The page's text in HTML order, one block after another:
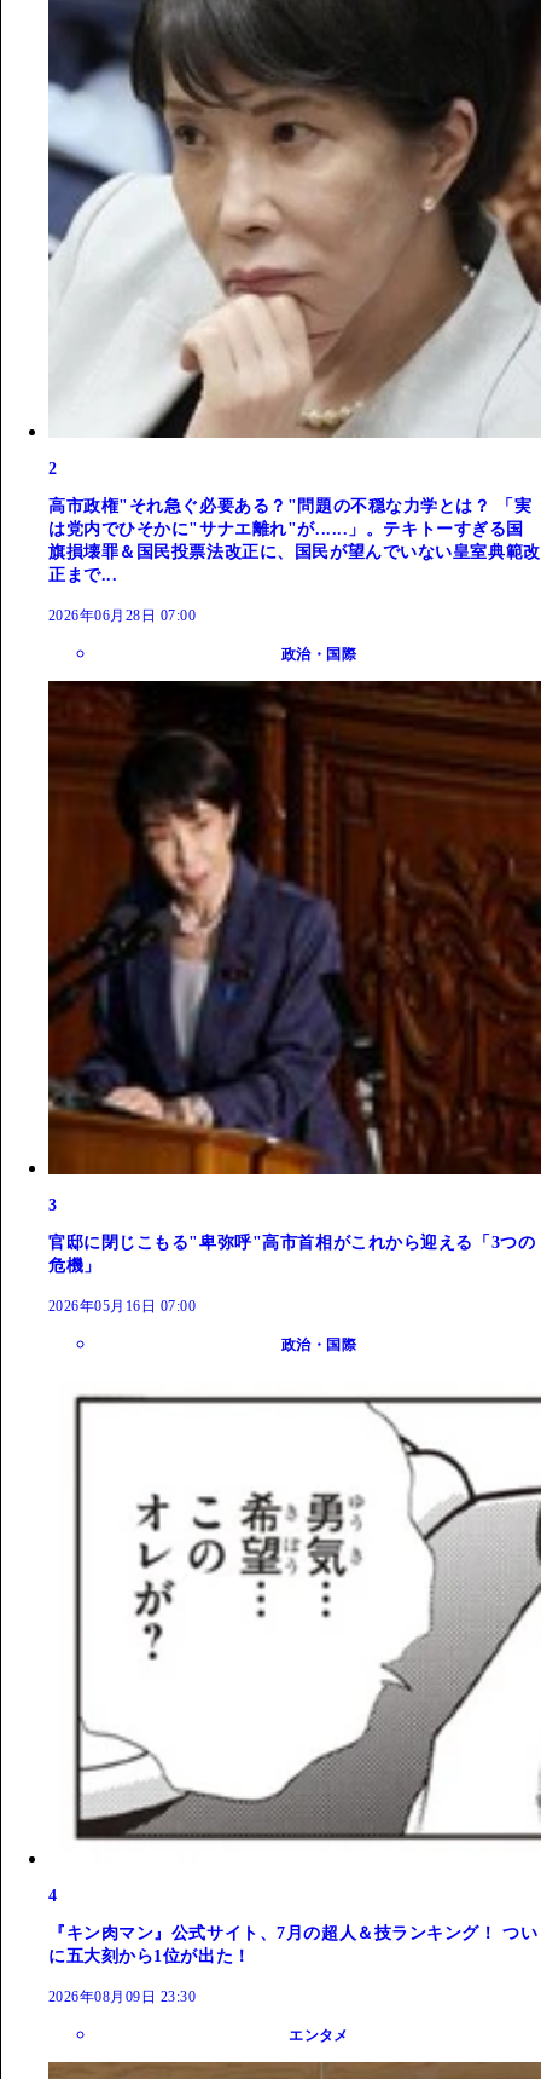
2
高市政権"それ急ぐ必要ある？"問題の不穏な力学とは？ 「実
は党内でひそかに"サナエ離れ"が......」。テキトーすぎる国
旗損壊罪＆国民投票法改正に、国民が望んでいない皇室典範改
正まで...
2026年06月28日 07:00
政治・国際
3
官邸に閉じこもる"卑弥呼"高市首相がこれから迎える「3つの
危機」
2026年05月16日 07:00
政治・国際
4
『キン肉マン』公式サイト、7月の超人＆技ランキング！ つい
に五大刻から1位が出た！
2026年08月09日 23:30
エンタメ